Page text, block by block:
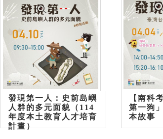
發現第一人：史前島嶼
人群的多元面貌（114
年度本土教育人才培育
計畫）
【南科
第一狗
本故事